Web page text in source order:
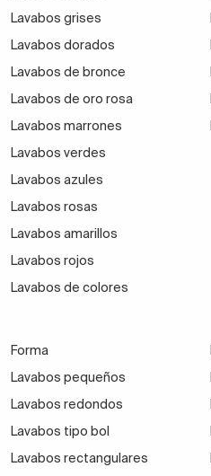
Lavabos grises
Lavabos dorados
Lavabos de bronce
Lavabos de oro rosa
Lavabos marrones
Lavabos verdes
Lavabos azules
Lavabos rosas
Lavabos amarillos
Lavabos rojos
Lavabos de colores
Forma
Lavabos pequeños
Lavabos redondos
Lavabos tipo bol
Lavabos rectangulares